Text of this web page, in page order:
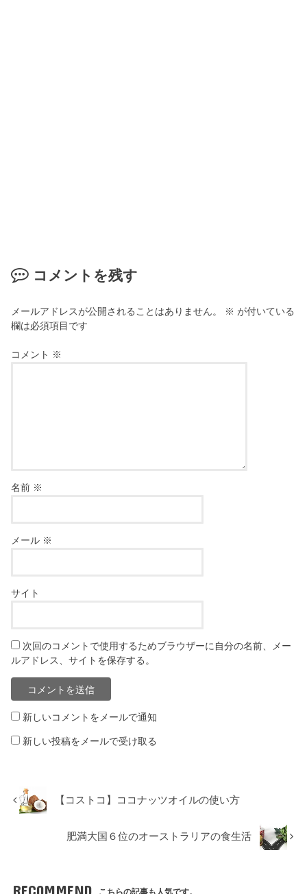
コメントを残す
メールアドレスが公開されることはありません。 ※ が付いている
欄は必須項目です
コメント ※
名前 ※
メール ※
サイト
次回のコメントで使用するためブラウザーに自分の名前、メー
ルアドレス、サイトを保存する。
新しいコメントをメールで通知
新しい投稿をメールで受け取る
【コストコ】ココナッツオイルの使い方
肥満大国６位のオーストラリアの食生活
RECOMMEND こちらの記事も人気です。